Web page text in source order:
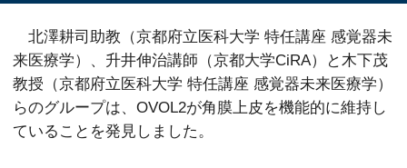
北澤耕司助教（京都府立医科大学 特任講座 感覚器未
来医療学）、升井伸治講師（京都大学CiRA）と木下茂
教授（京都府立医科大学 特任講座 感覚器未来医療学）
らのグループは、OVOL2が角膜上皮を機能的に維持し
ていることを発見しました。